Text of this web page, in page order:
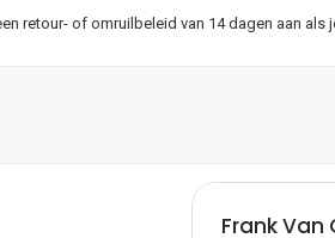
retour- of omruilbeleid van 14 dagen aan